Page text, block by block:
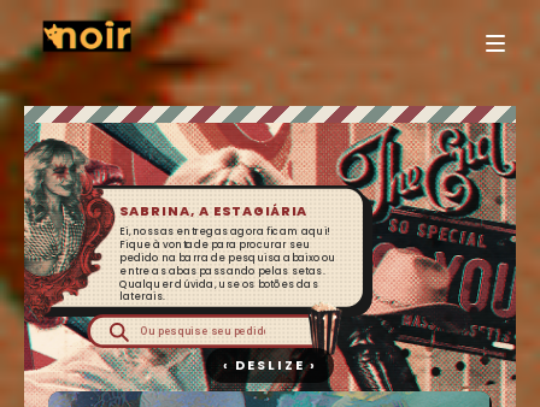
SABRINA, A ESTAGIÁRIA
Ei, nossas entregas agora ficam aqui!
Fique à vontade para procurar seu
pedido na barra de pesquisa abaixo ou
entre as abas passando pelas setas.
Qualquer dúvida, use os botões das
laterais.